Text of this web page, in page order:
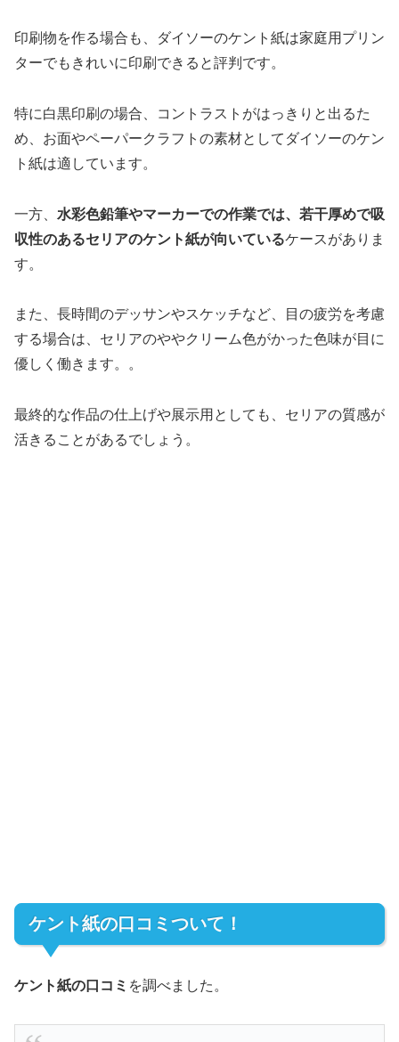
印刷物を作る場合も、ダイソーのケント紙は家庭用プリン
ターでもきれいに印刷できると評判です。
特に白黒印刷の場合、コントラストがはっきりと出るた
め、お面やペーパークラフトの素材としてダイソーのケン
ト紙は適しています。
一方、 水彩色鉛筆やマーカーでの作業では、若干厚めで吸
収性のあるセリアのケント紙が向いているケースがありま
す。
また、長時間のデッサンやスケッチなど、目の疲労を考慮
する場合は、セリアのややクリーム色がかった色味が目に
優しく働きます。。
最終的な作品の仕上げや展示用としても、セリアの質感が
活きることがあるでしょう。
ケント紙の口コミついて！
ケント紙の口コミ を調べました。